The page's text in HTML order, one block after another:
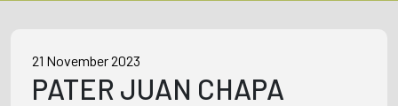
21 November 2023
PATER JUAN CHAPA